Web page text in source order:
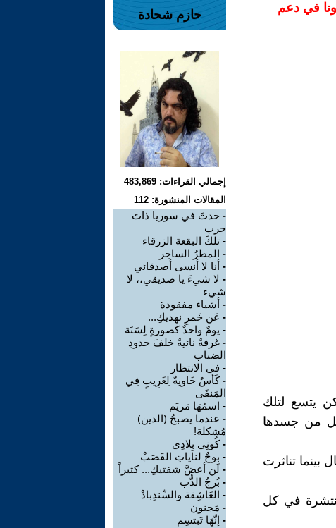
في دعم
يتسع لتلك
من جسدها
بينما تناثرت
في كل
حازم شحادة
إجمالي القراءات: 483,869
المقالات المنشورة: 112
- حدثَ في سوريا ذاتَ
حرب
- تلكَ البقعة الزرقاء
- المطرُ الساحِر
- أنا لا أنسى أصدقائي
- لا شيءَ يا صديقي،، لا
شيء
- أشياء مفقودة
- عَن خَمرِ نهديكِ...
- يومٌ واحدٌ كصورةٍ لِسَنَة
- غرفةٌ نائيةٌ خلفَ حدودِ
الضباب
- في الانتظار
-كَأسٌ خَاويةٌ لِغَرِيبٍ فِي
المَنفَى
- اسمُهَا مَريَم
- عندما يصبحُ (الدين)
مُشكلة!
-كُونِي بِلادِي
- بوحٌ لناياتِ القَصَبْ
- لَن أعضَّ شفتيكِ... كثيراً
- بُرجُ الدُّب
- العَاشِقة والسِّندِبادْ
- مَجنون
- إنَّهَا تَبتسِم